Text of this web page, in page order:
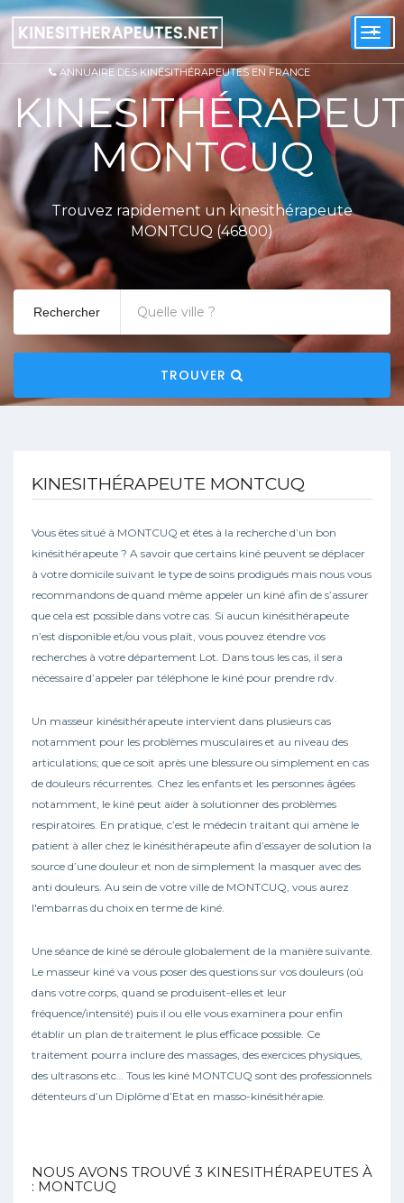
+
ANNUAIRE DES KINÉSITHÉRAPEUTES EN FRANCE
MONTCUQ
Trouvez rapidement un kinesithérapeute
MONTCUQ (46800)
Rechercher
TROUVER
KINESITHÉRAPEUTE MONTCUQ
Vous êtes situé à MONTCUQ et êtes à la recherche d’un bon
kinésithérapeute ? A savoir que certains kiné peuvent se déplacer
à votre domicile suivant le type de soins prodigués mais nous vous
recommandons de quand même appeler un kiné afin de s’assurer
que cela est possible dans votre cas. Si aucun kinésithérapeute
n’est disponible et/ou vous plait, vous pouvez étendre vos
recherches à votre département Lot. Dans tous les cas, il sera
nécessaire d’appeler par téléphone le kiné pour prendre rdv.
Un masseur kinésithérapeute intervient dans plusieurs cas
notamment pour les problèmes musculaires et au niveau des
articulations; que ce soit après une blessure ou simplement en cas
de douleurs récurrentes. Chez les enfants et les personnes âgées
notamment, le kiné peut aider à solutionner des problèmes
respiratoires. En pratique, c’est le médecin traitant qui amène le
patient à aller chez le kinésithérapeute afin d’essayer de solution la
source d’une douleur et non de simplement la masquer avec des
anti douleurs. Au sein de votre ville de MONTCUQ, vous aurez
l'embarras du choix en terme de kiné.
Une séance de kiné se déroule globalement de la manière suivante.
Le masseur kiné va vous poser des questions sur vos douleurs (où
dans votre corps, quand se produisent-elles et leur
fréquence/intensité) puis il ou elle vous examinera pour enfin
établir un plan de traitement le plus efficace possible. Ce
traitement pourra inclure des massages, des exercices physiques,
des ultrasons etc… Tous les kiné MONTCUQ sont des professionnels
détenteurs d’un Diplôme d’Etat en masso-kinésithérapie.
NOUS AVONS TROUVÉ 3 KINESITHÉRAPEUTES À
: MONTCUQ